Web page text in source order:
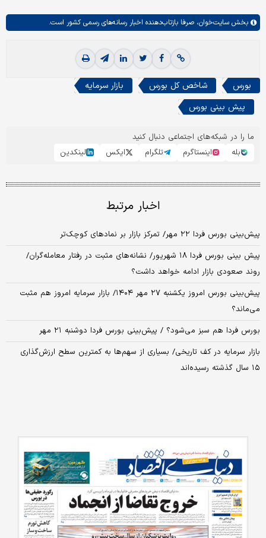
بخش سایت‌خوان، صرفا بازتاب‌دهنده اخبار رسانه‌های رسمی کشور است.
بورس شاخص کل بورس
بازار سرمایه
پیش بینی بورس
ما را در شبکه‌های اجتماعی دنبال کنید
بله
اینستاگرم تلگرام ایکس لینکدین
اخبار مرتبط
پیش‌بینی بورس فردا ۲۲ مهر/ تمرکز بازار بر نمادهای کوچک‌تر
پیش بینی بورس فردا ۱۸ شهریور/ نشانه‌های مثبت در رفتار معامله‌گران/
روند صعودی بازار ادامه خواهد داشت؟
پیش‌بینی بورس امروز یکشنبه ۲۷ مهر ۱۴۰۴/ بازار سرمایه امروز هم مثبت
می‌ماند؟
بورس فردا هم سبز می‌شود؟ / پیش‌بینی بورس فردا دوشنبه ۲۱ مهر
بازار سرمایه در کف تاریخی/ بسیاری از سهم‌ها به کمترین سطح ارزش‌گذاری
۱۵ سال گذشته رسیده‌اند